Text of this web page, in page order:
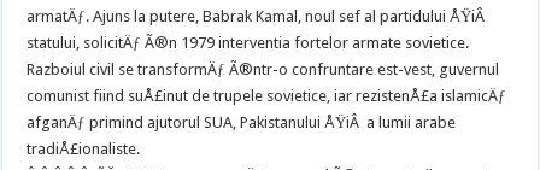
armatÄƒ. Ajuns la putere, Babrak Kamal, noul sef al partidului ÅŸiÂ
statului, solicitÄƒ Ã®n 1979 interventia fortelor armate sovietice.
Razboiul civil se transformÄƒ Ã®ntr-o confruntare est-vest, guvernul
comunist fiind suÅ£inut de trupele sovietice, iar rezistenÅ£a islamicÄƒ
afganÄƒ primind ajutorul SUA, Pakistanului ÅŸiÂ a lumii arabe
tradiÅ£ionaliste.